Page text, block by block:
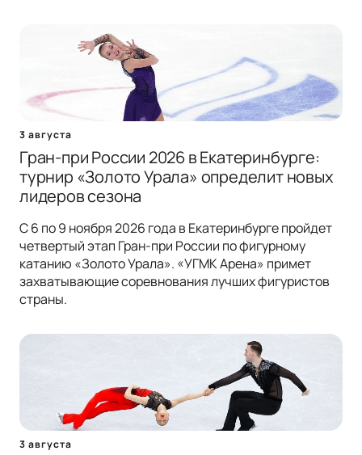
3 августа
Гран-при России 2026 в Екатеринбурге:
турнир «Золото Урала» определит новых
лидеров сезона
С 6 по 9 ноября 2026 года в Екатеринбурге пройдет
четвертый этап Гран-при России по фигурному
катанию «Золото Урала». «УГМК Арена» примет
захватывающие соревнования лучших фигуристов
страны.
3 августа